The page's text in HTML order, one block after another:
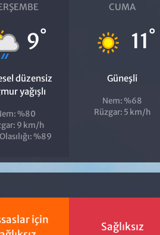
9°
düzensiz
yağışlı
%80
9 km/h
%89
CUMA
11°
Güneşli
Nem: %68
Rüzgar: 5 km/h
için
Sağlıksız